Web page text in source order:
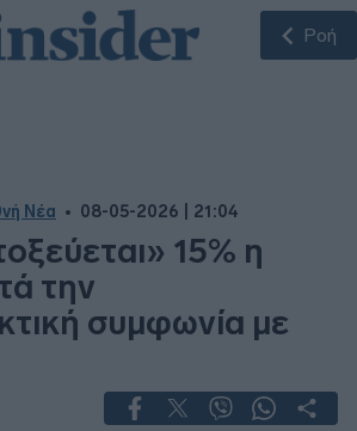
Ροή
Νέα 08-05-2026 | 21:04
15% η
την
συμφωνία με